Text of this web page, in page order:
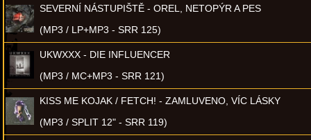
SEVERNÍ NÁSTUPIŠTĚ - OREL, NETOPÝR A PES
(MP3 / LP+MP3 - SRR 125)
UKWXXX - DIE INFLUENCER
(MP3 / MC+MP3 - SRR 121)
KISS ME KOJAK / FETCH! - ZAMLUVENO, VÍC LÁSKY
(MP3 / SPLIT 12" - SRR 119)